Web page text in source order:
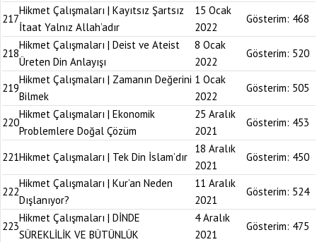
217
Hikmet Çalışmaları | Kayıtsız Şartsız
İtaat Yalnız Allah’adır
15 Ocak
2022
Gösterim: 468
218
Hikmet Çalışmaları | Deist ve Ateist
Üreten Din Anlayışı
8 Ocak
2022
Gösterim: 520
219
Hikmet Çalışmaları | Zamanın Değerini
Bilmek
1 Ocak
2022
Gösterim: 505
220
Hikmet Çalışmaları | Ekonomik
Problemlere Doğal Çözüm
25 Aralık
2021
Gösterim: 453
221Hikmet Çalışmaları | Tek Din İslam’dır
18 Aralık
2021
Gösterim: 450
222
Hikmet Çalışmaları | Kur’an Neden
Dışlanıyor?
11 Aralık
2021
Gösterim: 524
223
Hikmet Çalışmaları | DİNDE
SÜREKLİLİK VE BÜTÜNLÜK
4 Aralık
2021
Gösterim: 475